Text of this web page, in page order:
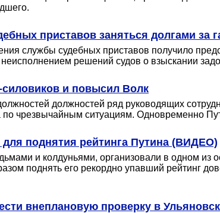
приставов заняться долгами за
службы судебных приставов получило
решений судов о взыскании
силовиков и повысил Волк
должностей ряд руководящих
чрезвычайным ситуациям. Одновременно
поднятия рейтинга Путина (ВИДЕО)
и колдуньями, организовали в одном из
поднять его рекордно упавший рейтинг
внеплановую проверку в